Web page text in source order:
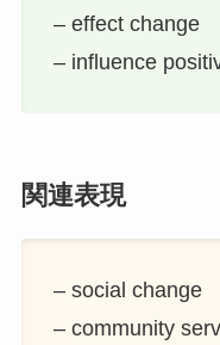
– effect change
– influence
関連表現
– social change
– community